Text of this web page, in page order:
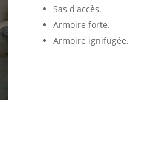
Sas d'accès.
Armoire forte.
Armoire ignifugée.